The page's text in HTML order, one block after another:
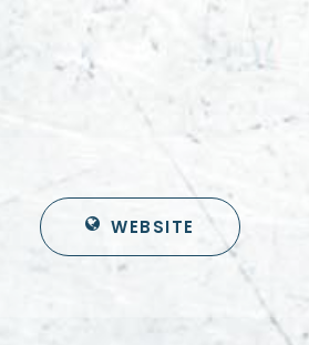
WEBSITE